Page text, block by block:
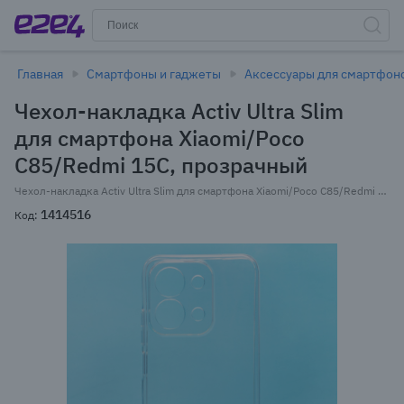
Главная Смартфоны и гаджеты Аксессуары для
Чехол-накладка Activ Ultra Slim
для смартфона Xiaomi/Poco
C85/Redmi 15C, прозрачный
Чехол-накладка Activ Ultra Slim для смартфона Xiaomi/Poco C85/Redmi 15C, силикон, прозрачный (241414)
Код: 1414516